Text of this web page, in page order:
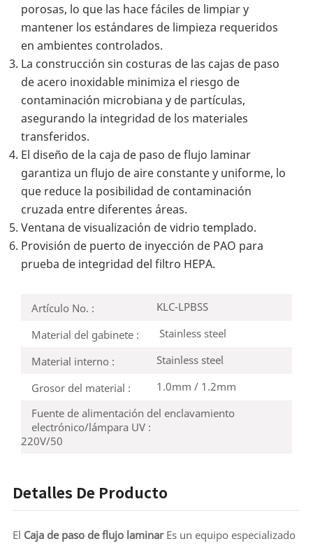
porosas, lo que las hace fáciles de limpiar y
mantener los estándares de limpieza requeridos
en ambientes controlados.
La construcción sin costuras de las cajas de paso
de acero inoxidable minimiza el riesgo de
contaminación microbiana y de partículas,
asegurando la integridad de los materiales
transferidos.
El diseño de la caja de paso de flujo laminar
garantiza un flujo de aire constante y uniforme, lo
que reduce la posibilidad de contaminación
cruzada entre diferentes áreas.
Ventana de visualización de vidrio templado.
Provisión de puerto de inyección de PAO para
prueba de integridad del filtro HEPA.
Artículo No. :
KLC-LPBSS
Material del gabinete :
Stainless steel
Material interno :
Stainless steel
Grosor del material :
1.0mm / 1.2mm
Fuente de alimentación del enclavamiento
electrónico/lámpara UV :
220V/50
Detalles De Producto
El Caja de paso de flujo laminarEs un equipo especializado